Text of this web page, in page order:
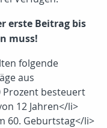
erste Beitrag bis
muss!
folgende
aus
Prozent besteuert
12 Jahren</li>
60. Geburtstag</li>